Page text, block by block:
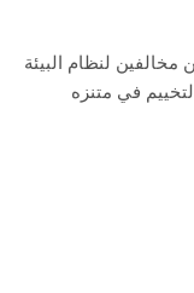
لنظام البيئة
في متنزه